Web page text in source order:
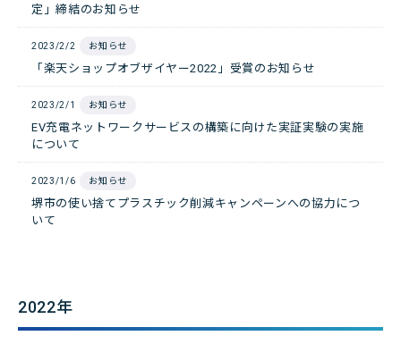
定」締結のお知らせ
2023/2/2 お知らせ
「楽天ショップオブザイヤー2022」受賞のお知らせ
2023/2/1 お知らせ
EV充電ネットワークサービスの構築に向けた実証実験の実施
について
2023/1/6 お知らせ
堺市の使い捨てプラスチック削減キャンペーンへの協力につ
いて
2022年